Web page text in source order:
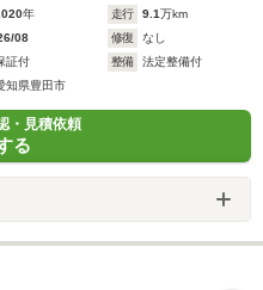
年 走行 9.1万km
08 修復
なし
証付 整備
法定整備付
知県豊田市
・見積依頼
る